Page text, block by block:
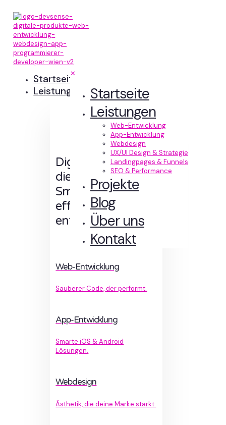
✕
Startseite
Leistungen
Web-Entwicklung
App-Entwicklung
Webdesign
UX/UI Design & Strategie
Landingpages & Funnels
SEO & Performance
Projekte
Blog
Über uns
Kontakt
Startseite
Leistungen
Digitale Erlebnisse,
die Sinn machen.
Smart designt und
effizient
entwickelt.
Web-Entwicklung
Sauberer Code, der performt.
App-Entwicklung
Smarte iOS & Android
Lösungen.
Webdesign
Ästhetik, die deine Marke stärkt.